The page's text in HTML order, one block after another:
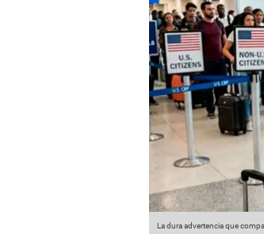
La dura advertencia que